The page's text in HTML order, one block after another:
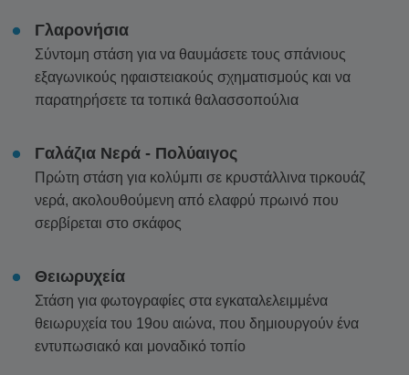
Γλαρονήσια
Σύντομη στάση για να θαυμάσετε τους σπάνιους
εξαγωνικούς ηφαιστειακούς σχηματισμούς και να
παρατηρήσετε τα τοπικά θαλασσοπούλια
Γαλάζια Νερά - Πολύαιγος
Πρώτη στάση για κολύμπι σε κρυστάλλινα τιρκουάζ
νερά, ακολουθούμενη από ελαφρύ πρωινό που
σερβίρεται στο σκάφος
Θειωρυχεία
Στάση για φωτογραφίες στα εγκαταλελειμμένα
θειωρυχεία του 19ου αιώνα, που δημιουργούν ένα
εντυπωσιακό και μοναδικό τοπίο